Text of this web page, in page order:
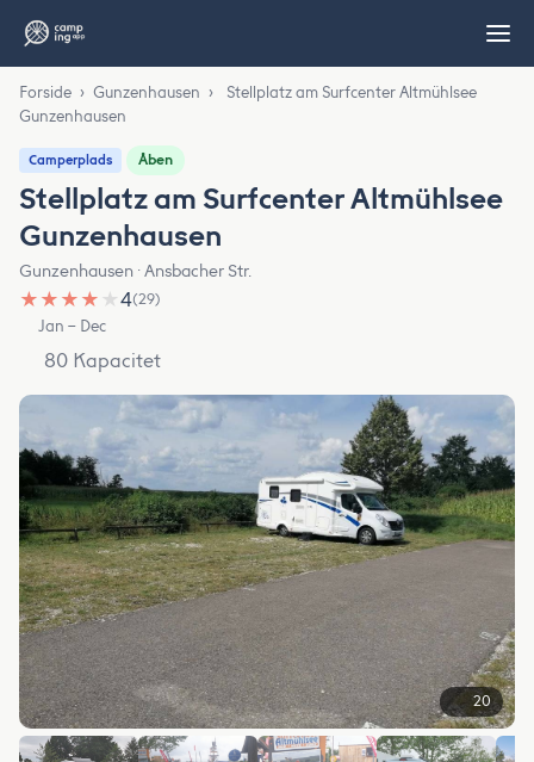
Forside › Gunzenhausen ›
Stellplatz am Surfcenter Altmühlsee
Gunzenhausen
Camperplads Åben
Stellplatz am Surfcenter Altmühlsee
Gunzenhausen
Gunzenhausen · Ansbacher Str.
★ ★ ★ ★ ★4(29)
Jan – Dec
80 Kapacitet
20